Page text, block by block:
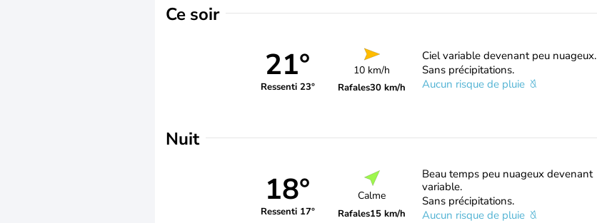
Ce soir
21°
Ressenti 23°
10 km/h
Rafales30 km/h
Ciel variable devenant peu nuageux.
Sans précipitations.
Aucun risque de pluie
Nuit
18°
Ressenti 17°
Calme
Rafales15 km/h
Beau temps peu nuageux devenant
variable.
Sans précipitations.
Aucun risque de pluie